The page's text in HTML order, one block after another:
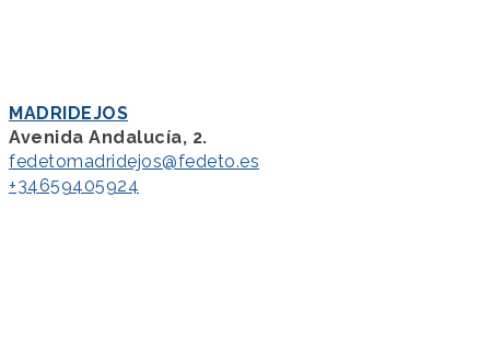
MADRIDEJOS
Avenida Andalucía, 2.
fedetomadridejos@fedeto.es
+34659405924